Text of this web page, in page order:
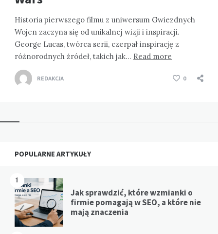
Historia pierwszego filmu z uniwersum Gwiezdnych
Wojen zaczyna się od unikalnej wizji i inspiracji.
George Lucas, twórca serii, czerpał inspirację z
różnorodnych źródeł, takich jak… Read more
REDAKCJA 0
Widgets
POPULARNE ARTYKUŁY
1
Jak sprawdzić, które wzmianki o
firmie pomagają w SEO, a które nie
mają znaczenia